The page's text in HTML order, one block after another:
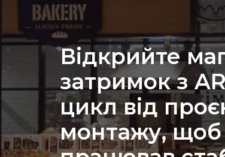
Відкрийте
затримок з
цикл від
монтажу, щоб